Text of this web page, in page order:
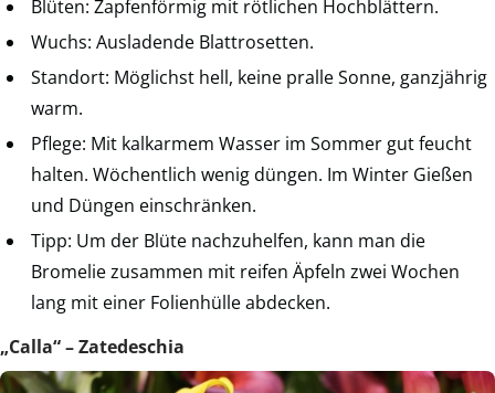
Blüten: Zapfenförmig mit rötlichen Hochblättern.
Wuchs: Ausladende Blattrosetten.
Standort: Möglichst hell, keine pralle Sonne, ganzjährig
warm.
Pflege: Mit kalkarmem Wasser im Sommer gut feucht
halten. Wöchentlich wenig düngen. Im Winter Gießen
und Düngen einschränken.
Tipp: Um der Blüte nachzuhelfen, kann man die
Bromelie zusammen mit reifen Äpfeln zwei Wochen
lang mit einer Folienhülle abdecken.
„Calla“ – Zatedeschia